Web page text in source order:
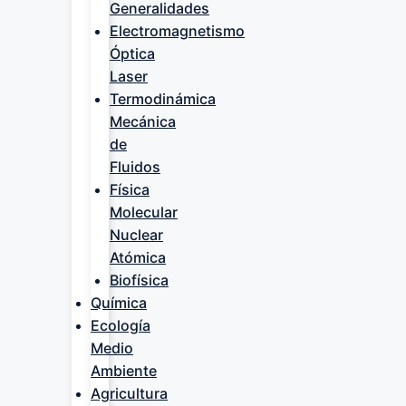
Generalidades
Electromagnetismo
Óptica
Laser
Termodinámica
Mecánica
de
Fluidos
Física
Molecular
Nuclear
Atómica
Biofísica
Química
Ecología
Medio
Ambiente
Agricultura